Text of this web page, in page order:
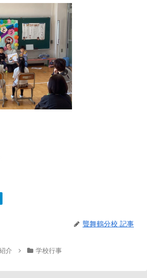
聾舞鶴分校 記事
介 学校行事